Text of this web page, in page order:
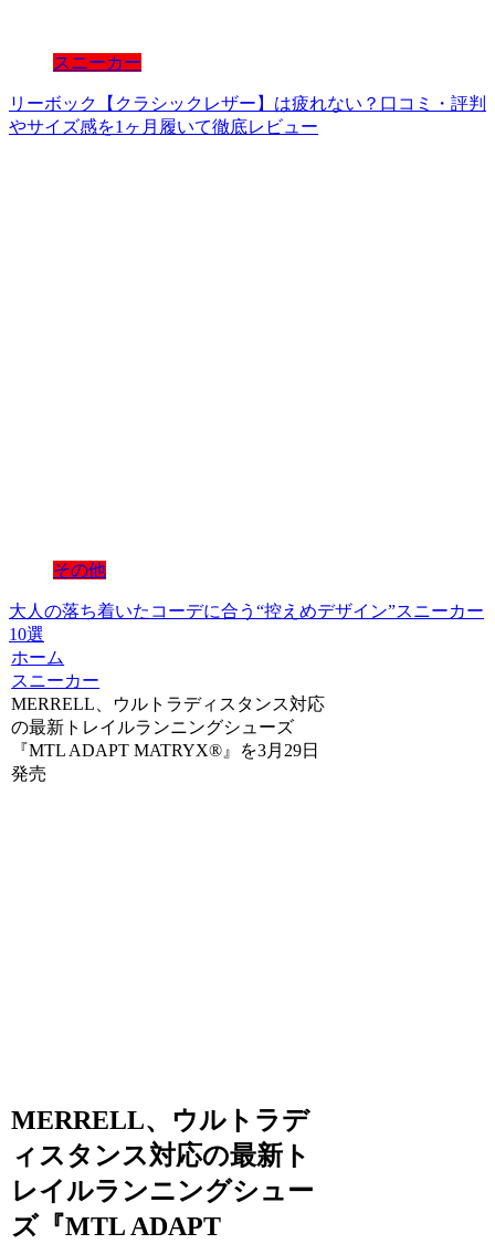
スニーカー
リーボック【クラシックレザー】は疲れない？口コミ・評判
やサイズ感を1ヶ月履いて徹底レビュー
その他
大人の落ち着いたコーデに合う“控えめデザイン”スニーカー
10選
ホーム
スニーカー
MERRELL、ウルトラディスタンス対応
の最新トレイルランニングシューズ
『MTL ADAPT MATRYX®』を3月29日
発売
MERRELL、ウルトラデ
ィスタンス対応の最新ト
レイルランニングシュー
ズ『MTL ADAPT